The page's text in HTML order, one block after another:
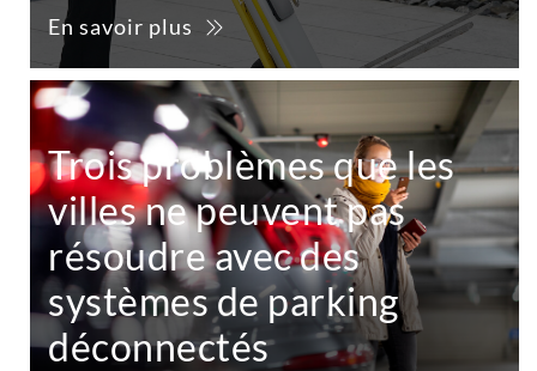
En savoir plus
Trois problèmes que les
villes ne peuvent pas
résoudre avec des
systèmes de parking
déconnectés